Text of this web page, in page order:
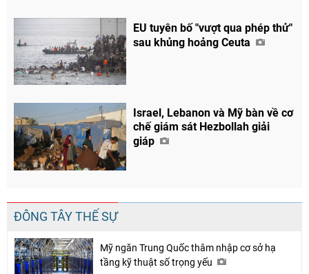
EU tuyên bố "vượt qua phép thử"
sau khủng hoảng Ceuta
Israel, Lebanon và Mỹ bàn về cơ
chế giám sát Hezbollah giải
giáp
ĐÔNG TÂY THẾ SỰ
Mỹ ngăn Trung Quốc thâm nhập cơ sở hạ
tầng kỹ thuật số trọng yếu